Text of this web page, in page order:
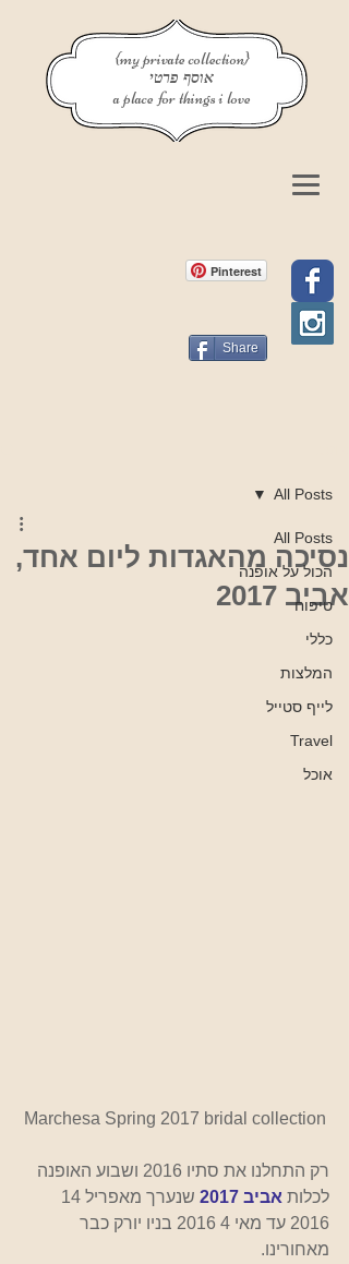
{my private collection}
אוסף פרטי
a place for things i love
Pinterest
Share
All Posts
הכול על אופנה
טיפוח
כללי
המלצות
לייף סטייל
Travel
אוכל
All Posts
נסיכה מהאגדות ליום אחד,
אביב 2017
Marchesa Spring 2017 bridal collection
רק התחלנו את סתיו 2016 ושבוע האופנה
לכלות אביב 2017
2016 עד מאי 4 2016 בניו יורק כבר
מאחורינו.